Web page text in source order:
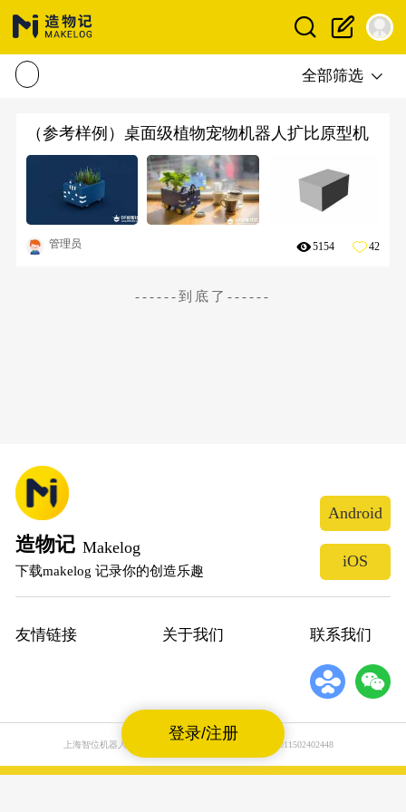
登录/注册
全部筛选
（参考样例）桌面级植物宠物机器人扩比原型机
管理员 5154 42
------到底了------
造物记 Makelog
下载makelog 记录你的创造乐趣
Android
iOS
友情链接 关于我们 联系我们
上海智位机器人股份有限公司 沪公网安备31011502402448